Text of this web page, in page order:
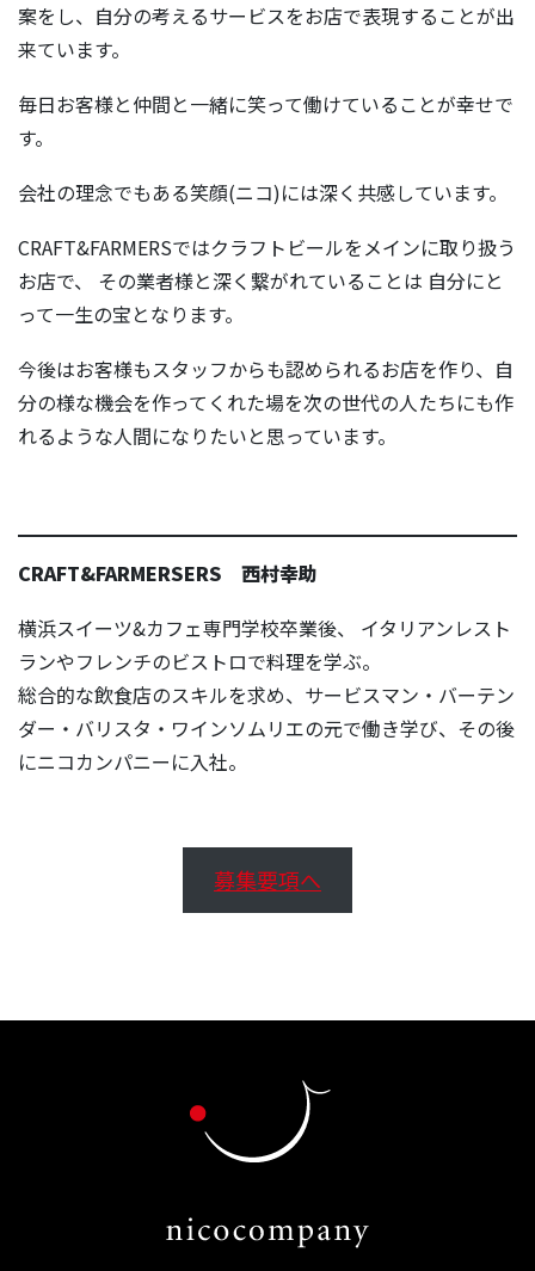
案をし、自分の考えるサービスをお店で表現することが出
来ています。
毎日お客様と仲間と一緒に笑って働けていることが幸せで
す。
会社の理念でもある笑顔(ニコ)には深く共感しています。
CRAFT&FARMERSではクラフトビールをメインに取り扱う
お店で、 その業者様と深く繋がれていることは 自分にと
って一生の宝となります。
今後はお客様もスタッフからも認められるお店を作り、自
分の様な機会を作ってくれた場を次の世代の人たちにも作
れるような人間になりたいと思っています。
CRAFT&FARMERSERS 西村幸助
横浜スイーツ&カフェ専門学校卒業後、 イタリアンレスト
ランやフレンチのビストロで料理を学ぶ。
総合的な飲食店のスキルを求め、サービスマン・バーテン
ダー・バリスタ・ワインソムリエの元で働き学び、その後
にニコカンパニーに入社。
募集要項へ